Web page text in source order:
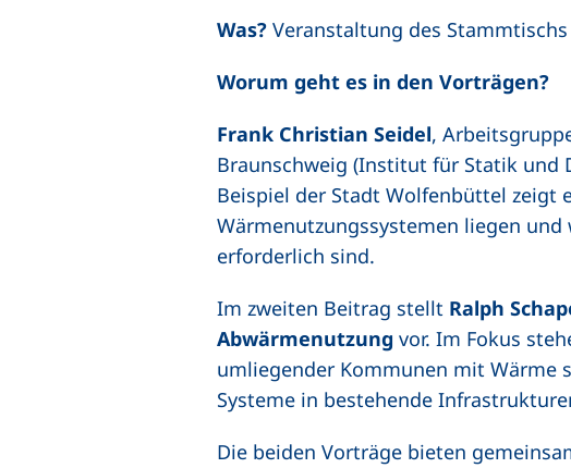
Was? Veranstaltung des
Worum geht es in den Vorträgen?
Frank Christian Seidel,
Braunschweig (Institut für Statik und
Beispiel der Stadt Wolfenbüttel zeigt
Wärmenutzungssystemen liegen
erforderlich sind.
Im zweiten Beitrag stellt Ralph
Abwärmenutzung vor. Im Fokus
umliegender Kommunen mit Wärme
Systeme in bestehende
Die beiden Vorträge bieten